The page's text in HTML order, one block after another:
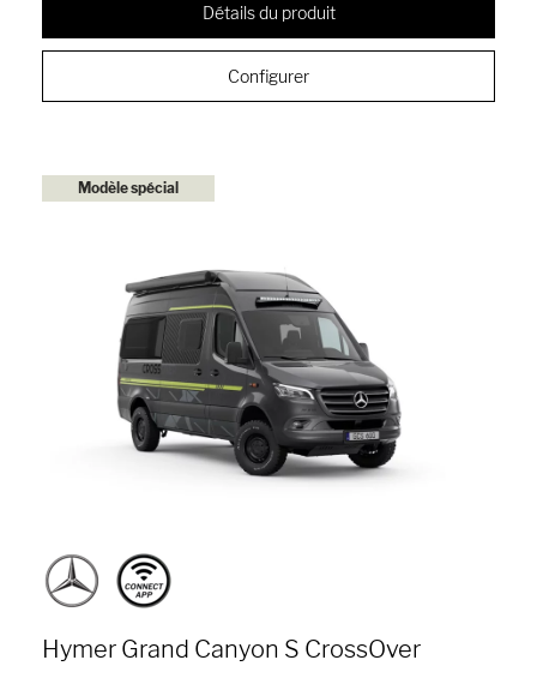
Détails du produit
Configurer
Modèle spécial
Hymer Grand Canyon S CrossOver